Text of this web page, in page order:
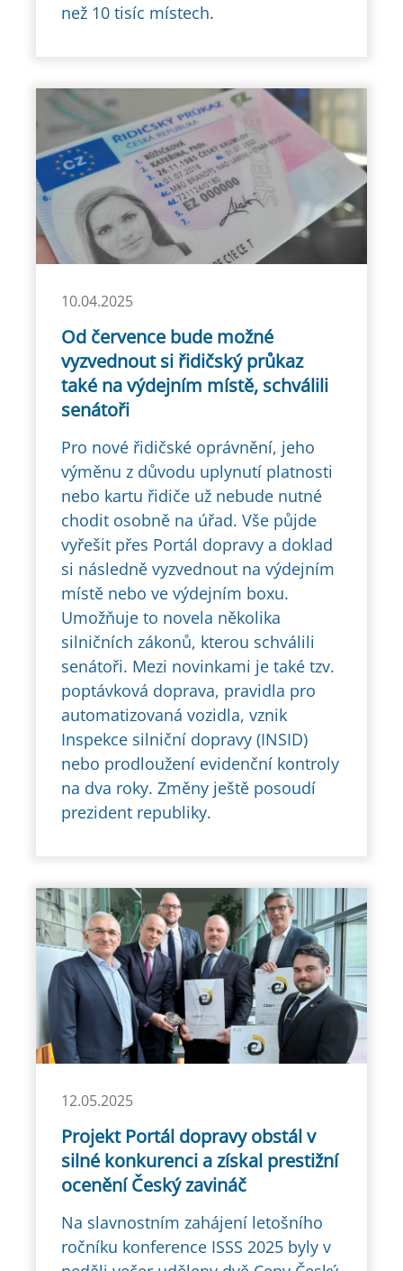
než 10 tisíc místech.
10.04.2025
Od července bude možné
vyzvednout si řidičský průkaz
také na výdejním místě, schválili
senátoři
Pro nové řidičské oprávnění, jeho
výměnu z důvodu uplynutí platnosti
nebo kartu řidiče už nebude nutné
chodit osobně na úřad. Vše půjde
vyřešit přes Portál dopravy a doklad
si následně vyzvednout na výdejním
místě nebo ve výdejním boxu.
Umožňuje to novela několika
silničních zákonů, kterou schválili
senátoři. Mezi novinkami je také tzv.
poptávková doprava, pravidla pro
automatizovaná vozidla, vznik
Inspekce silniční dopravy (INSID)
nebo prodloužení evidenční kontroly
na dva roky. Změny ještě posoudí
prezident republiky.
12.05.2025
Projekt Portál dopravy obstál v
silné konkurenci a získal prestižní
ocenění Český zavináč
Na slavnostním zahájení letošního
ročníku konference ISSS 2025 byly v